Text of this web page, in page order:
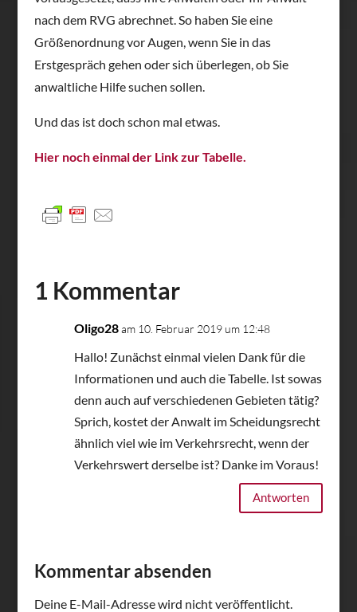
nach dem RVG abrechnet. So haben Sie eine
Größenordnung vor Augen, wenn Sie in das
Erstgespräch gehen oder sich überlegen, ob Sie
anwaltliche Hilfe suchen sollen.
Und das ist doch schon mal etwas.
Hier noch einmal der Link zur Tabelle.
1 Kommentar
Oligo28 am 10. Februar 2019 um 12:48
Hallo! Zunächst einmal vielen Dank für die
Informationen und auch die Tabelle. Ist sowas
denn auch auf verschiedenen Gebieten tätig?
Sprich, kostet der Anwalt im Scheidungsrecht
ähnlich viel wie im Verkehrsrecht, wenn der
Verkehrswert derselbe ist? Danke im Voraus!
Antworten
Kommentar absenden
Deine E-Mail-Adresse wird nicht veröffentlicht.